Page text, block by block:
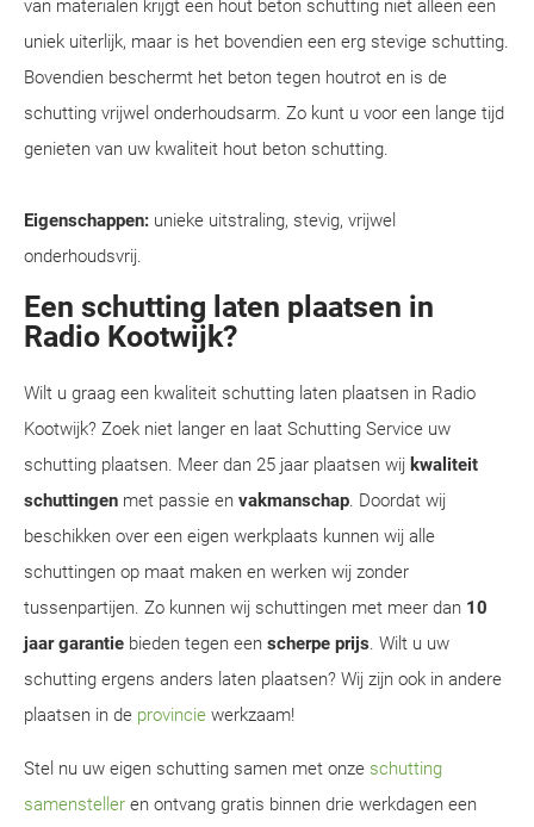
van materialen krijgt een hout beton schutting niet alleen een
uniek uiterlijk, maar is het bovendien een erg stevige schutting.
Bovendien beschermt het beton tegen houtrot en is de
schutting vrijwel onderhoudsarm. Zo kunt u voor een lange tijd
genieten van uw kwaliteit hout beton schutting.
Eigenschappen: unieke uitstraling, stevig, vrijwel
onderhoudsvrij.
Een schutting laten plaatsen in
Radio Kootwijk?
Wilt u graag een kwaliteit schutting laten plaatsen in Radio
Kootwijk? Zoek niet langer en laat Schutting Service uw
schutting plaatsen. Meer dan 25 jaar plaatsen wij kwaliteit
schuttingen met passie en vakmanschap. Doordat wij
beschikken over een eigen werkplaats kunnen wij alle
schuttingen op maat maken en werken wij zonder
tussenpartijen. Zo kunnen wij schuttingen met meer dan 10
jaar garantie bieden tegen een scherpe prijs. Wilt u uw
schutting ergens anders laten plaatsen? Wij zijn ook in andere
plaatsen in de provincie werkzaam!
Stel nu uw eigen schutting samen met onze schutting
samensteller en ontvang gratis binnen drie werkdagen een